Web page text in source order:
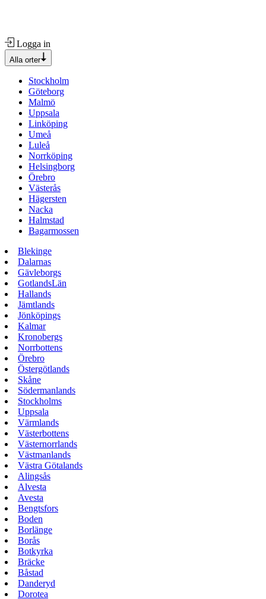
Logga in
Alla orter
Stockholm
Göteborg
Malmö
Uppsala
Linköping
Umeå
Luleå
Norrköping
Helsingborg
Örebro
Västerås
Hägersten
Nacka
Halmstad
Bagarmossen
Blekinge
Dalarnas
Gävleborgs
GotlandsLän
Hallands
Jämtlands
Jönköpings
Kalmar
Kronobergs
Norrbottens
Örebro
Östergötlands
Skåne
Södermanlands
Stockholms
Uppsala
Värmlands
Västerbottens
Västernorrlands
Västmanlands
Västra Götalands
Alingsås
Alvesta
Avesta
Bengtsfors
Boden
Borlänge
Borås
Botkyrka
Bräcke
Båstad
Danderyd
Dorotea